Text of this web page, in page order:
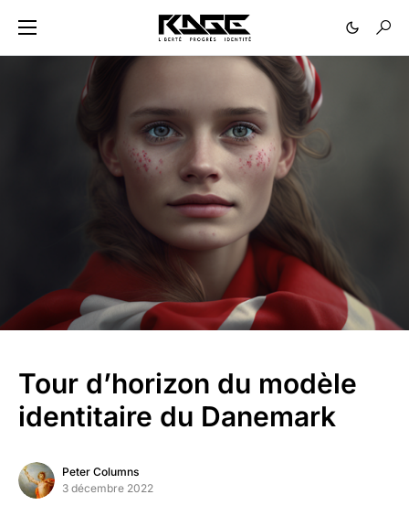
Tour d’horizon du modèle
identitaire du Danemark
Peter Columns
3 décembre 2022